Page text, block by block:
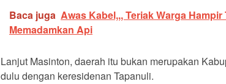
Baca juga Awas Kabel,,, Teriak Warga
Memadamkan Api
Lanjut Masinton, daerah itu bukan merupakan
dulu dengan keresidenan Tapanuli.